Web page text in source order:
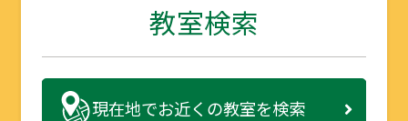
教室検索
現在地でお近くの教室を検索